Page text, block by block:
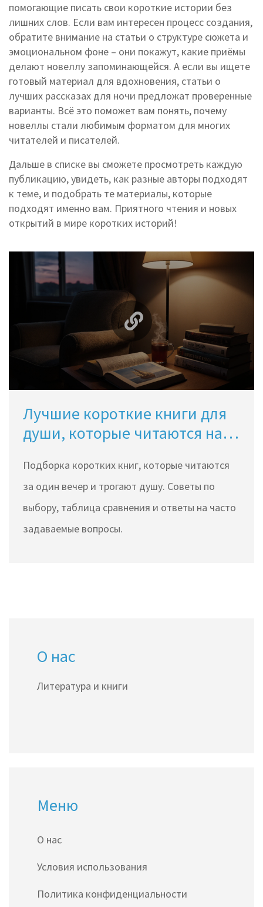
помогающие писать свои короткие истории без
лишних слов. Если вам интересен процесс создания,
обратите внимание на статьи о структуре сюжета и
эмоциональном фоне – они покажут, какие приёмы
делают новеллу запоминающейся. А если вы ищете
готовый материал для вдохновения, статьи о
лучших рассказах для ночи предложат проверенные
варианты. Всё это поможет вам понять, почему
новеллы стали любимым форматом для многих
читателей и писателей.
Дальше в списке вы сможете просмотреть каждую
публикацию, увидеть, как разные авторы подходят
к теме, и подобрать те материалы, которые
подходят именно вам. Приятного чтения и новых
открытий в мире коротких историй!
Лучшие короткие книги для
души, которые читаются на
Подборка коротких книг, которые читаются
за один вечер и трогают душу. Советы по
выбору, таблица сравнения и ответы на часто
задаваемые вопросы.
О нас
Литература и книги
Меню
О нас
Условия использования
Политика конфиденциальности